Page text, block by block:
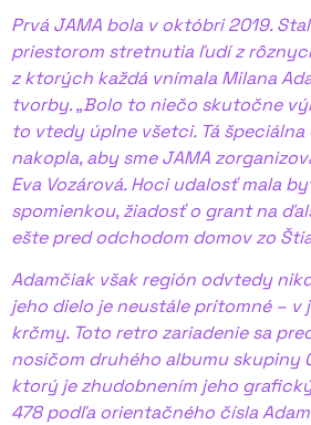
Prvá JAMA bola v októbri 2019.
priestorom stretnutia ľudí z
z ktorých každá vnímala Milana
tvorby. „Bolo to niečo skutočne
to vtedy úplne všetci. Tá špeciálna
nakopla, aby sme JAMA
Eva Vozárová. Hoci udalosť mala
spomienkou, žiadosť o grant na
ešte pred odchodom domov zo
Adamčiak však región odvtedy
jeho dielo je neustále prítomné – v
krčmy. Toto retro zariadenie sa
nosičom druhého albumu skupiny
ktorý je zhudobnením jeho
478 podľa orientačného čísla